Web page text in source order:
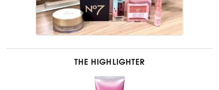
THE HIGHLIGHTER